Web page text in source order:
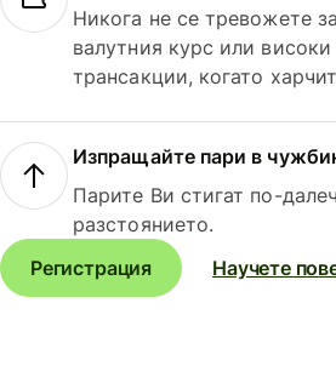
Никога не се тревожете
валутния курс или високи
трансакции, когато
Изпращайте пари в
Парите Ви стигат по-
разстоянието.
Регистрация
Научете